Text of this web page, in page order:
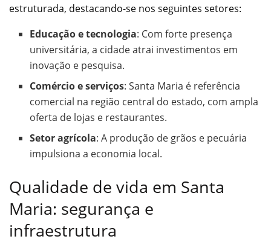
estruturada, destacando-se nos seguintes setores:
Educação e tecnologia: Com forte presença
universitária, a cidade atrai investimentos em
inovação e pesquisa.
Comércio e serviços: Santa Maria é referência
comercial na região central do estado, com ampla
oferta de lojas e restaurantes.
Setor agrícola: A produção de grãos e pecuária
impulsiona a economia local.
Qualidade de vida em Santa
Maria: segurança e
infraestrutura